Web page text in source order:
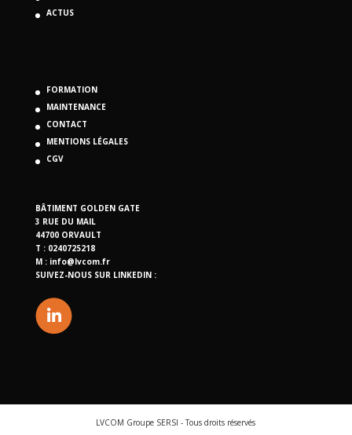
ACTUS
FORMATION
MAINTENANCE
CONTACT
MENTIONS LÉGALES
CGV
BÂTIMENT GOLDEN GATE
3 RUE DU MAIL
44700 ORVAULT
T : 0240725218
M : info@lvcom.fr
SUIVEZ-NOUS SUR LINKEDIN :
LVCOM Groupe SERSI - Tous droits réservés